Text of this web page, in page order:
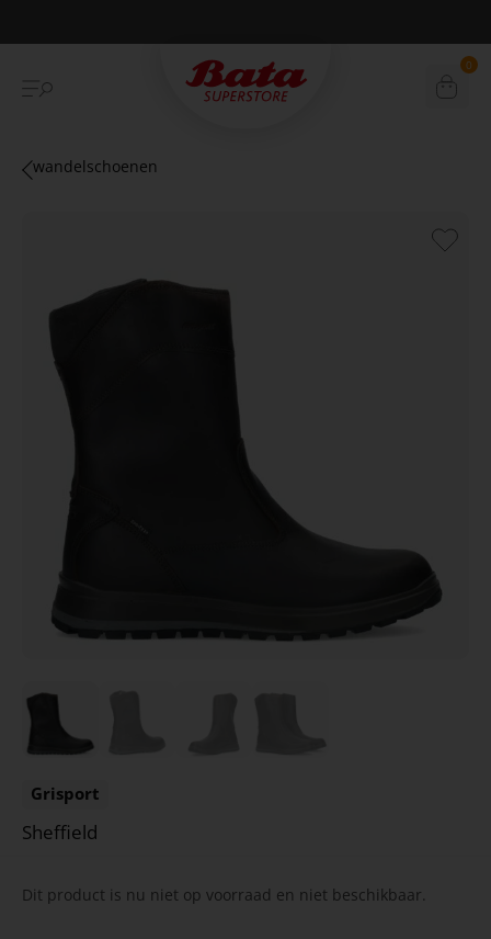
Betaal achteraf met Klarna 0
wandelschoenen
Grisport
Sheffield
Dit product is nu niet op voorraad en niet beschikbaar.